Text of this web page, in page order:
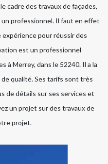
cadre des travaux de façades,
un professionnel. Il faut en effet
pour réussir des
est un professionnel
à Merrey, dans le 52240. Il a la
qualité. Ses tarifs sont très
de détails sur ses services et
un projet sur des travaux de
projet.